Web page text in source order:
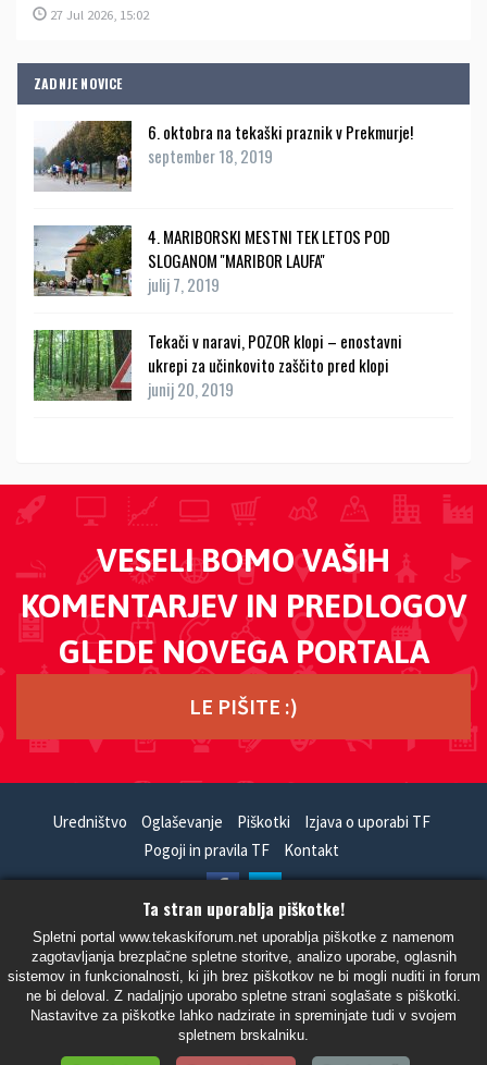
27 Jul 2026, 15:02
ZADNJE NOVICE
6. oktobra na tekaški praznik v Prekmurje!
september 18, 2019
4. MARIBORSKI MESTNI TEK LETOS POD
SLOGANOM ''MARIBOR LAUFA''
julij 7, 2019
Tekači v naravi, POZOR klopi – enostavni
ukrepi za učinkovito zaščito pred klopi
junij 20, 2019
VESELI BOMO VAŠIH
KOMENTARJEV IN PREDLOGOV
GLEDE NOVEGA PORTALA
LE PIŠITE :)
Uredništvo Oglaševanje Piškotki
Izjava o uporabi TF
Pogoji in pravila TF
Kontakt
HandCrafted With - Powered By
- Vsi časi so UTC+02:00 Evropa/Ljubljana -
Ta stran uporablja piškotke!
Spletni portal www.tekaskiforum.net uporablja piškotke z namenom
zagotavljanja brezplačne spletne storitve, analizo uporabe, oglasnih
sistemov in funkcionalnosti, ki jih brez piškotkov ne bi mogli nuditi in forum
ne bi deloval. Z nadaljnjo uporabo spletne strani soglašate s piškotki.
Nastavitve za piškotke lahko nadzirate in spreminjate tudi v svojem
spletnem brskalniku.